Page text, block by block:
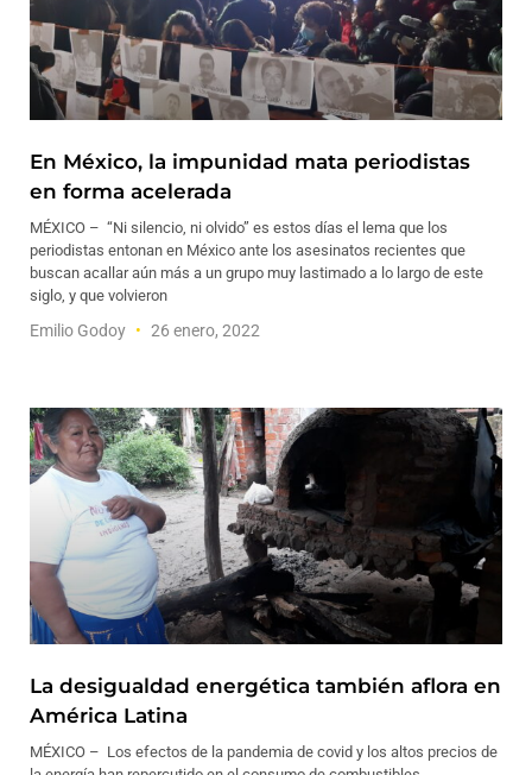
En México, la impunidad mata periodistas
en forma acelerada
MÉXICO – “Ni silencio, ni olvido” es estos días el lema que los
periodistas entonan en México ante los asesinatos recientes que
buscan acallar aún más a un grupo muy lastimado a lo largo de este
siglo, y que volvieron
Emilio Godoy 26 enero, 2022
La desigualdad energética también aflora en
América Latina
MÉXICO – Los efectos de la pandemia de covid y los altos precios de